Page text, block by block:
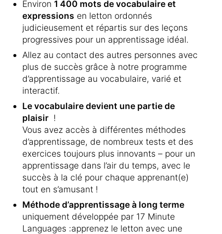
Environ 1 400 mots de vocabulaire et
expressions en letton ordonnés
judicieusement et répartis sur des leçons
progressives pour un apprentissage idéal.
Allez au contact des autres personnes avec
plus de succès grâce à notre programme
d’apprentissage au vocabulaire, varié et
interactif.
Le vocabulaire devient une partie de
plaisir !
Vous avez accès à différentes méthodes
d’apprentissage, de nombreux tests et des
exercices toujours plus innovants – pour un
apprentissage dans l’air du temps, avec le
succès à la clé pour chaque apprenant(e)
tout en s’amusant !
Méthode d’apprentissage à long terme
uniquement développée par 17 Minute
Languages :apprenez le letton avec une